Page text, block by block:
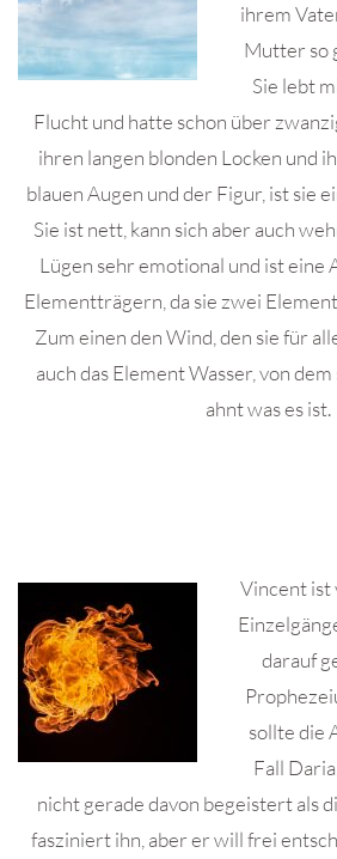
ihrem
Mutter so
Sie lebt
Flucht und hatte schon über
ihren langen blonden Locken und
blauen Augen und der Figur, ist sie
Sie ist nett, kann sich aber auch
Lügen sehr emotional und ist eine
Elementträgern, da sie zwei
Zum einen den Wind, den sie für
auch das Element Wasser, von
ahnt was es ist.
Vincent ist
darauf
sollte die
Fall
nicht gerade davon begeistert als
fasziniert ihn, aber er will frei